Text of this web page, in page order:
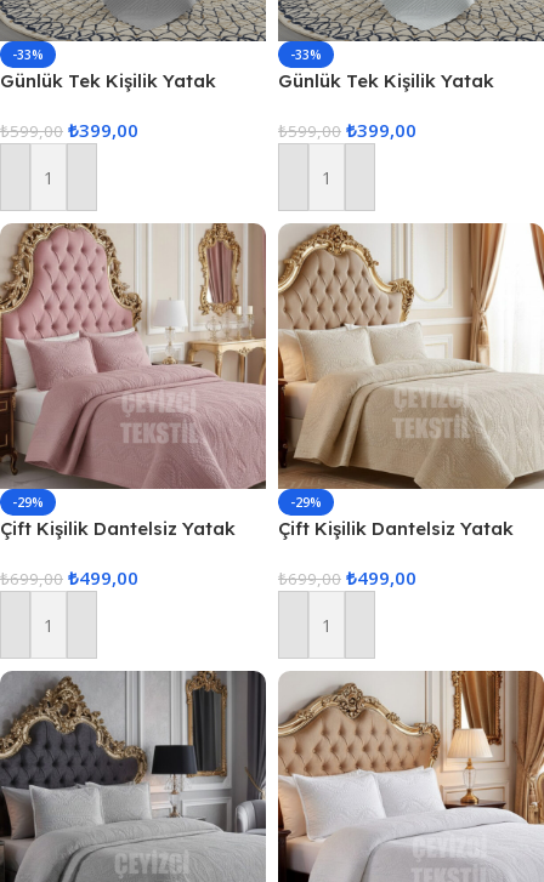
-33%
Günlük Tek Kişilik Yatak
Kapitone Yatak Örtüsü – Gri
₺599,00 ₺399,00
Sepete Ekle
-33%
Günlük Tek Kişilik Yatak
Kapitone Yatak Örtüsü –
₺599,00 ₺399,00
Sepete Ekle
-29%
Çift Kişilik Dantelsiz Yatak
₺699,00 ₺499,00
Sepete Ekle
-29%
Çift Kişilik Dantelsiz Yatak
₺699,00 ₺499,00
Sepete Ekle